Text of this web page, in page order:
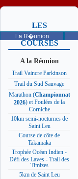
La R�union
LES
PROCHAINES
COURSES
A la Réunion
Trail Vaincre Parkinson
Trail du Sud Sauvage
Marathon (Championnat
2026) et Foulées de la
Corniche
10km semi-nocturnes de
Saint Leu
Course de côte de
Takamaka
Trophée Océan Indien -
Défi des Laves - Trail des
Timizes
5km de Saint Leu